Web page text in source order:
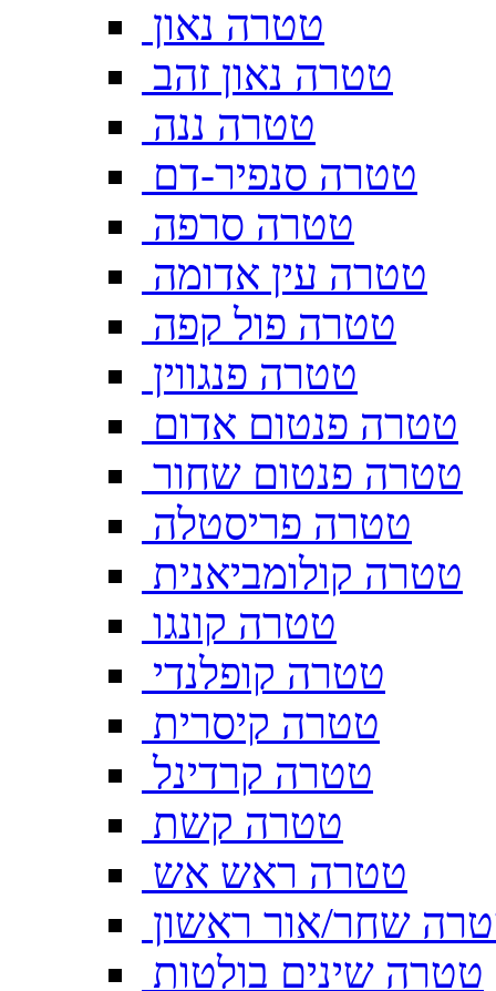
טטרה נאון
טטרה נאון זהב
טטרה ננה
טטרה סנפיר-דם
טטרה סרפה
טטרה עין אדומה
טטרה פול קפה
טטרה פנגווין
טטרה פנטום אדום
טטרה פנטום שחור
טטרה פריסטלה
טטרה קולומביאנית
טטרה קונגו
טטרה קופלנדי
טטרה קיסרית
טטרה קרדינל
טטרה קשת
טטרה ראש אש
שחר/אור ראשון
טטרה שינים בולטות